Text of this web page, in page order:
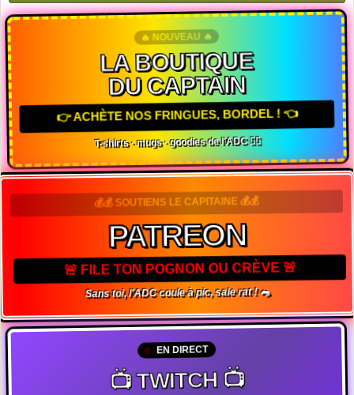
🔥 NOUVEAU 🔥
LA BOUTIQUE
DU CAPTAIN
👉 ACHÈTE NOS FRINGUES, BORDEL ! 👈
T-shirts · mugs · goodies de l'ADC 🏴‍☠️
💰💰 SOUTIENS LE CAPITAINE 💰💰
PATREON
🚨 FILE TON POGNON OU CRÈVE 🚨
Sans toi, l'ADC coule à pic, sale rat ! 🐀
EN DIRECT
📺 TWITCH 📺